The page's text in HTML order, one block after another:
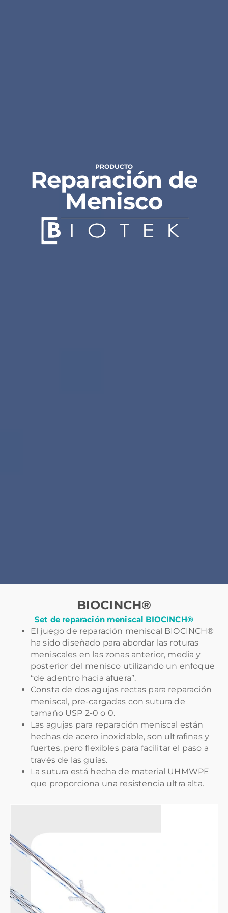
PRODUCTO
Reparación de
Menisco
BIOCINCH®
Set de reparación meniscal BIOCINCH®
El juego de reparación meniscal BIOCINCH®
ha sido diseñado para abordar las roturas
meniscales en las zonas anterior, media y
posterior del menisco utilizando un enfoque
“de adentro hacia afuera”.
Consta de dos agujas rectas para reparación
meniscal, pre-cargadas con sutura de
tamaño USP 2-0 o 0.
Las agujas para reparación meniscal están
hechas de acero inoxidable, son ultrafinas y
fuertes, pero flexibles para facilitar el paso a
través de las guías.
La sutura está hecha de material UHMWPE
que proporciona una resistencia ultra alta.